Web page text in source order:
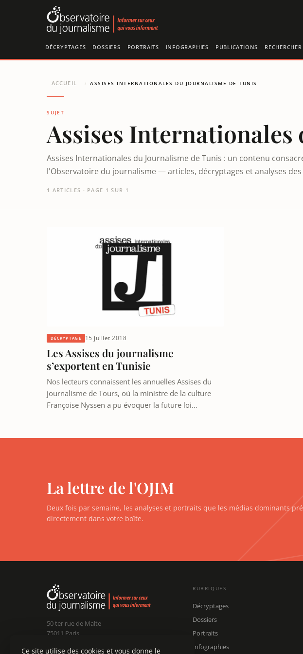
DÉCRYPTAGES DOSSIERS PORTRAITS INFOGRAPHIES PUBLICATIONS RECHERCHER
ACCUEIL / ASSISES INTERNATIONALES DU JOURNALISME DE TUNIS
SUJET
Assises Internationales
Assises Internationales du Journalisme de Tunis : un contenu
l'Observatoire du journalisme — articles, décryptages et analyses des
1 ARTICLES · PAGE 1 SUR 1
DÉCRYPTAGE 15 juillet 2018
Les Assises du journalisme
s’exportent en Tunisie
Nos lecteurs connaissent les annuelles Assises du
journalisme de Tours, où la ministre de la culture
Françoise Nyssen a pu évoquer la future loi…
La lettre de l'OJIM
Deux fois par semaine, les analyses et portraits que les médias dominants
directement dans votre boîte.
50 ter rue de Malte
75011 Paris
RUBRIQUES
Décryptages
Dossiers
Portraits
Infographies
Panneau de gestion des cookies
Ce site utilise des cookies et vous donne le